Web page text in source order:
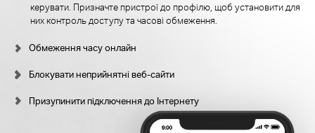
керувати. Призначте пристрої до профілю, щоб установити для
них контроль доступу та часові обмеження.
Обмеження часу онлайн
Блокувати неприйнятні веб-сайти
Призупинити підключення до Інтернету